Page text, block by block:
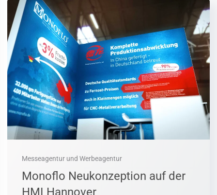
Messeagentur und Werbeagentur
Monoflo Neukonzeption auf der
HMI Hannover